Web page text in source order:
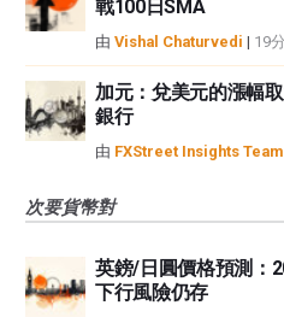
戰100日SMA
由 Vishal Chaturvedi | 19
加元：兌美元的漲幅
銀行
由 FXStreet Insights Team
次要貨幣對
英鎊/日圓價格預測：
下行風險仍存